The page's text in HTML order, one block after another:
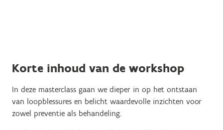
Korte inhoud van de workshop
In deze masterclass gaan we dieper in op het ontstaan
van loopblessures en belicht waardevolle inzichten voor
zowel preventie als behandeling.